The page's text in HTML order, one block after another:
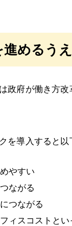
進めるう
政府が働き方
を導入すると
やすい
ながる
つながる
ィスコストと